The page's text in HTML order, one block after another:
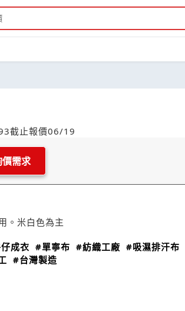
截止報價06/19
價需求
。米白色為主
成衣 #單寧布 #紡織工廠 #吸濕排汗布
#台灣製造